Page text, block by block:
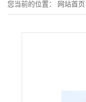
您当前的位置： 网站首页